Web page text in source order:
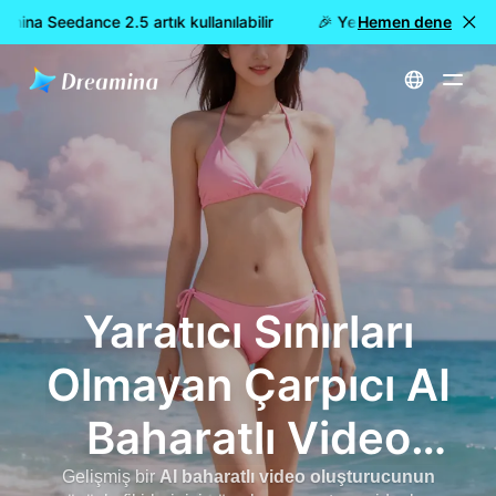
Seedance 2.5 artık kullanılabilir 🎉 Yeni model YAYINDA:
Hemen dene
Ana Sayfa
Yaratıcı Sınırları
Olmayan Çarpıcı AI
Baharatlı Video
Gelişmiş birAI baharatlı video oluşturucunun